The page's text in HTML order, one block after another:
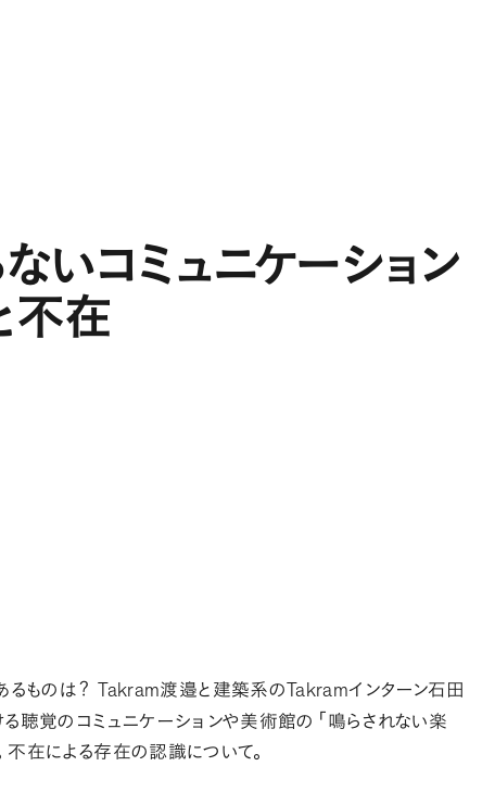
いコミュニケーション
在
るものは？ Takram渡邉と建築系のTakramインターン石田
聴覚のコミュニケーションや美術館の 「 鳴らされない楽
不在による存在の認識について。